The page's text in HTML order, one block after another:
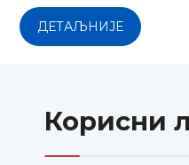
ДЕТАЉНИЈЕ
Корисни